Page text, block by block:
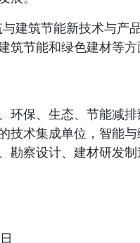
建筑节能新技术与产
筑节能和绿色建材等
环保、生态、节能减
技术集成单位，智能
勘察设计、建材研发